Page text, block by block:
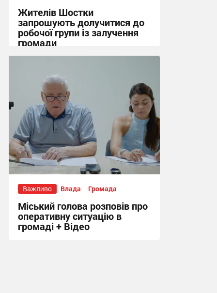
Жителів Шостки
запрошують долучитися до
робочої групи із залучення
громади
Важливо Влада Громада
Міський голова розповів про
оперативну ситуацію в
громаді + Відео